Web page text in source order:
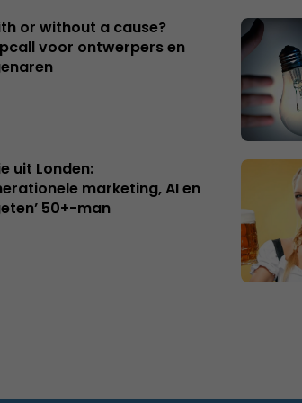
or without a cause?
voor ontwerpers en
uit Londen:
marketing, AI en
50+-man